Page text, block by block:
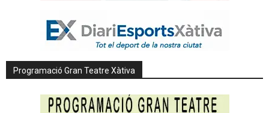
Programació Gran Teatre Xàtiva